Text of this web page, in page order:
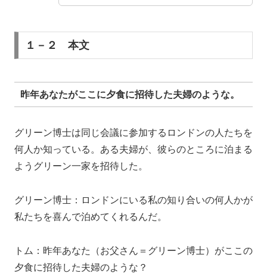
１－２ 本文
昨年あなたがここに夕食に招待した夫婦のような。
グリーン博士は同じ会議に参加するロンドンの人たちを
何人か知っている。ある夫婦が、彼らのところに泊まる
ようグリーン一家を招待した。
グリーン博士：ロンドンにいる私の知り合いの何人かが
私たちを喜んで泊めてくれるんだ。
トム：昨年あなた（お父さん＝グリーン博士）がここの
夕食に招待した夫婦のような？